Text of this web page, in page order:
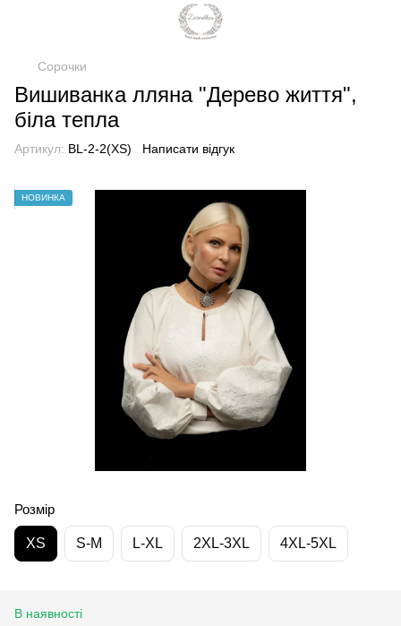
Сорочки
Вишиванка лляна "Дерево життя",
біла тепла
Артикул: BL-2-2(XS) Написати відгук
НОВИНКА
Розмір
XS S-M L-XL 2XL-3XL 4XL-5XL
В наявності